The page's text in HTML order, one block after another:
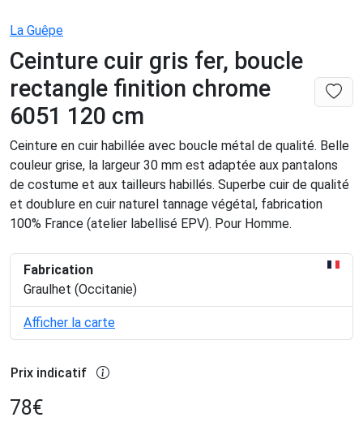
La Guêpe
Ceinture cuir gris fer, boucle
rectangle finition chrome
6051 120 cm
Ceinture en cuir habillée avec boucle métal de qualité. Belle
couleur grise, la largeur 30 mm est adaptée aux pantalons
de costume et aux tailleurs habillés. Superbe cuir de qualité
et doublure en cuir naturel tannage végétal, fabrication
100% France (atelier labellisé EPV). Pour Homme.
Fabrication
Graulhet (Occitanie)
Afficher la carte
Prix indicatif
78€